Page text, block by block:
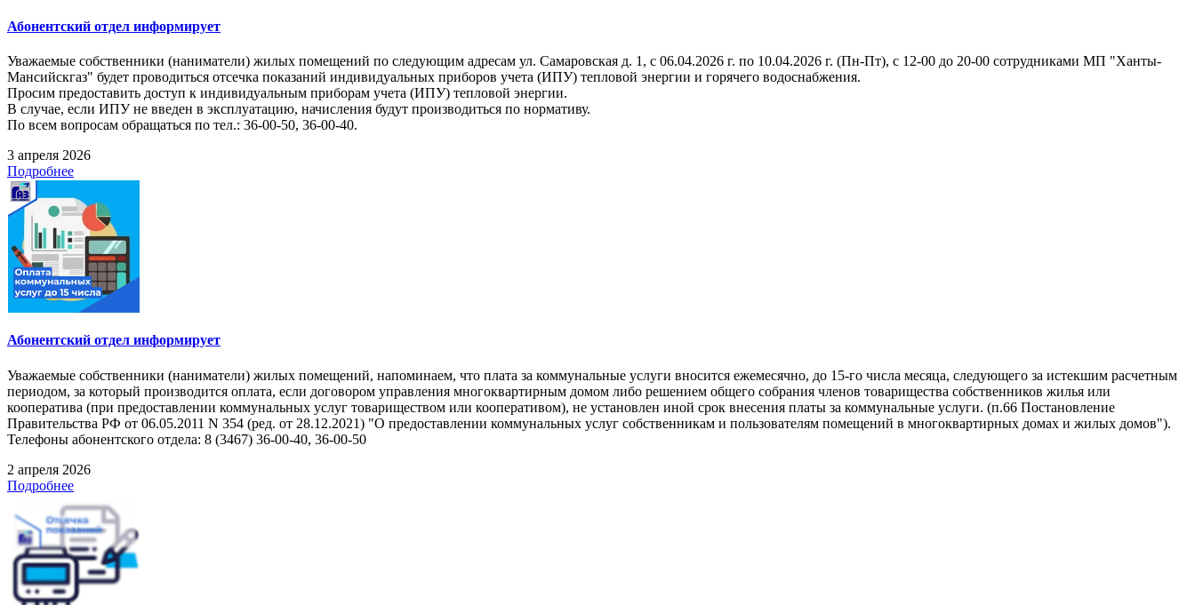
Абонентский отдел информирует
Уважаемые собственники (наниматели) жилых помещений по следующим адресам ул. Самаровская д. 1, с 06.04.2026 г. по 10.04.2026 г. (Пн-Пт), с 12-00 до 20-00 сотрудниками МП "Ханты-
Мансийскгаз" будет проводиться отсечка показаний индивидуальных приборов учета (ИПУ) тепловой энергии и горячего водоснабжения.
Просим предоставить доступ к индивидуальным приборам учета (ИПУ) тепловой энергии.
В случае, если ИПУ не введен в эксплуатацию, начисления будут производиться по нормативу.
По всем вопросам обращаться по тел.: 36-00-50, 36-00-40.
3 апреля 2026
Подробнее
Абонентский отдел информирует
Уважаемые собственники (наниматели) жилых помещений, напоминаем, что плата за коммунальные услуги вносится ежемесячно, до 15-го числа месяца, следующего за истекшим расчетным
периодом, за который производится оплата, если договором управления многоквартирным домом либо решением общего собрания членов товарищества собственников жилья или
кооператива (при предоставлении коммунальных услуг товариществом или кооперативом), не установлен иной срок внесения платы за коммунальные услуги. (п.66 Постановление
Правительства РФ от 06.05.2011 N 354 (ред. от 28.12.2021) "О предоставлении коммунальных услуг собственникам и пользователям помещений в многоквартирных домах и жилых домов").
Телефоны абонентского отдела: 8 (3467) 36-00-40, 36-00-50
2 апреля 2026
Подробнее